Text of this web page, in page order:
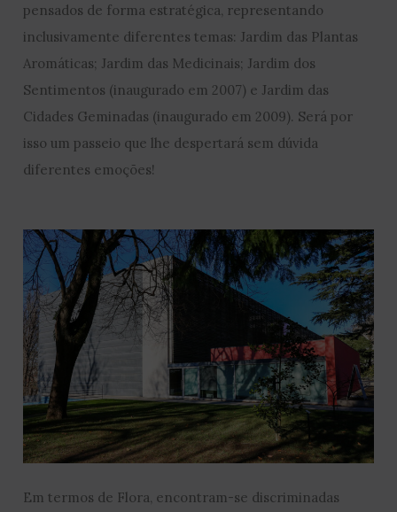
pensados de forma estratégica, representando
inclusivamente diferentes temas: Jardim das Plantas
Aromáticas; Jardim das Medicinais; Jardim dos
Sentimentos (inaugurado em 2007) e Jardim das
Cidades Geminadas (inaugurado em 2009). Será por
isso um passeio que lhe despertará sem dúvida
diferentes emoções!
Em termos de Flora, encontram-se discriminadas